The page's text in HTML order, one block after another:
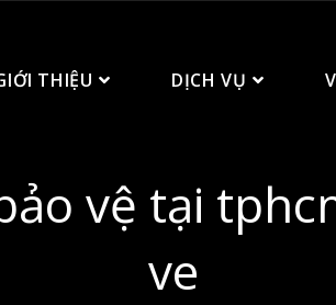
THIỆU DỊCH VỤ
vệ tại
ve